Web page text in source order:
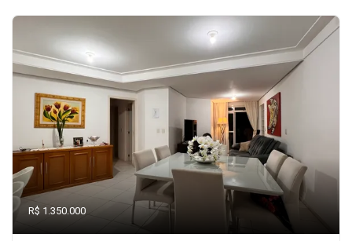
R$ 1.350.000